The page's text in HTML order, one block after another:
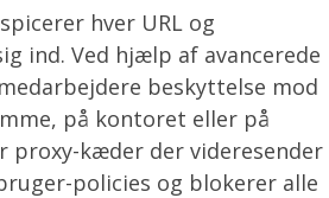
hver URL og
ind. Ved hjælp af avancerede
beskyttelse mod
på kontoret eller på
proxy-kæder der videresender
policies og blokerer alle